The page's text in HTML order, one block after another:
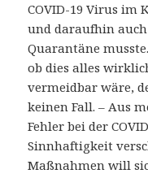
COVID-19 Virus im
und daraufhin
Quarantäne
ob dies alles
vermeidbar wäre,
keinen Fall. – Aus
Fehler bei der
Sinnhaftigkeit
Maßnahmen will